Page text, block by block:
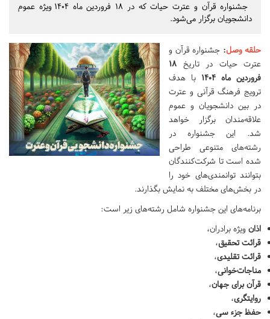
جشنواره قرآن و عترت حیات که در ۱۸ فروردین ماه ۱۴۰۴ ویژه عموم
دانشجویان برگزار می‌شود.
حلقه وصل: جشنواره قرآن و
عترت حیات در تاریخ ۱۸
فروردین ماه ۱۴۰۴
با هدف
ترویج فرهنگ قرآنی و عترت
در بین دانشجویان و عموم
علاقه‌مندان برگزار خواهد
شد. این جشنواره در
رشته‌های متنوعی طراحی
شده است تا شرکت‌کنندگان
بتوانند توانمندی‌های خود را
در بخش‌های مختلف به نمایش بگذارند.
برنامه‌های این جشنواره شامل رشته‌های زیر است:
اذان ویژه برادران،
قرائت تحقیق،
قرائت تقلیدی،
مناجات‌خوانی،
قرآن برای جهان،
روایتگری،
حفظ جزء سی،